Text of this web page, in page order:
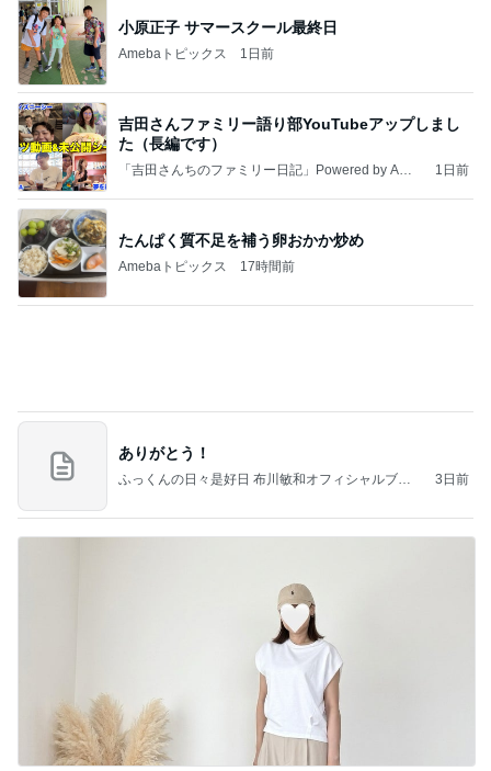
小原正子 サマースクール最終日
Amebaトピックス 1日前
吉田さんファミリー語り部YouTubeアップしまし
た（長編です）
「吉田さんちのファミリー日記」Powered by Ame
1日前
たんぱく質不足を補う卵おかか炒め
Amebaトピックス 17時間前
ありがとう！
ふっくんの日々是好日 布川敏和オフィシャルブロ
3日前